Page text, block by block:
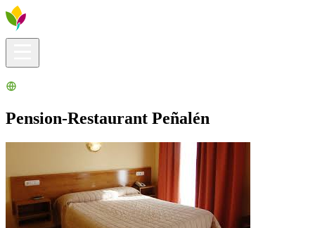
Pension-Restaurant Peñalén